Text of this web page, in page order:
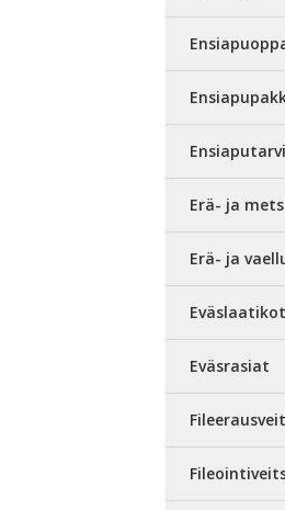
Erä- ja
Erä- ja
Eväslaatikot
Eväsrasiat